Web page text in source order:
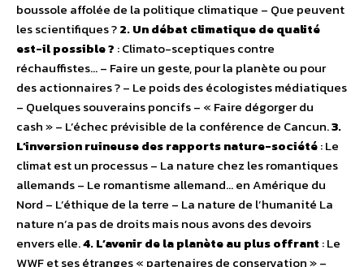
boussole affolée de la politique climatique – Que peuvent
les scientifiques ?2. Un débat climatique de qualité
est-il possible ? : Climato-sceptiques contre
réchauffistes… – Faire un geste, pour la planète ou pour
des actionnaires ? – Le poids des écologistes médiatiques
– Quelques souverains poncifs – « Faire dégorger du
cash » – L’échec prévisible de la conférence de Cancun.3.
L’inversion ruineuse des rapports nature-société: Le
climat est un processus – La nature chez les romantiques
allemands – Le romantisme allemand… en Amérique du
Nord – L’éthique de la terre – La nature de l’humanité La
nature n’a pas de droits mais nous avons des devoirs
envers elle.4. L’avenir de la planète au plus offrant : Le
WWF et ses étranges « partenaires de conservation » –